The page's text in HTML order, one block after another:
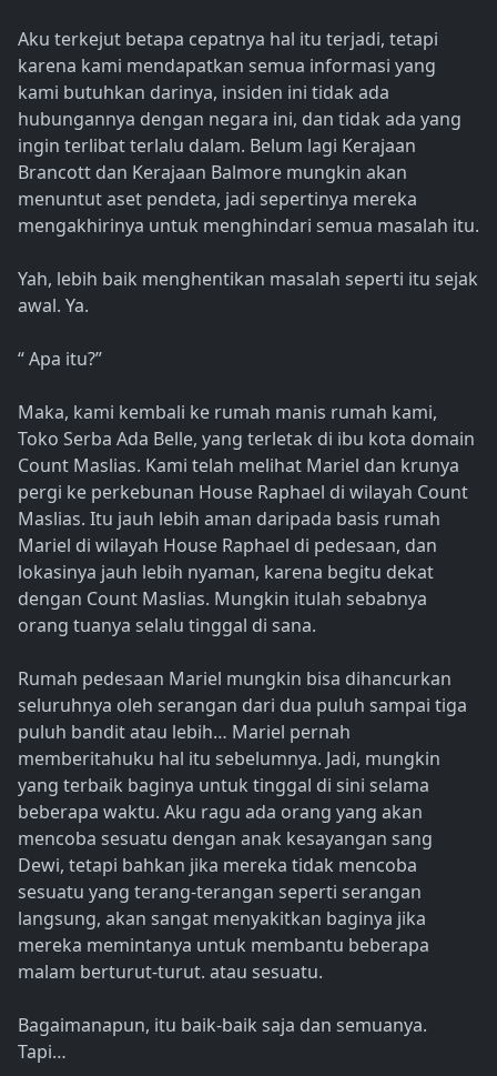
Aku terkejut betapa cepatnya hal itu terjadi, tetapi
karena kami mendapatkan semua informasi yang
kami butuhkan darinya, insiden ini tidak ada
hubungannya dengan negara ini, dan tidak ada yang
ingin terlibat terlalu dalam. Belum lagi Kerajaan
Brancott dan Kerajaan Balmore mungkin akan
menuntut aset pendeta, jadi sepertinya mereka
mengakhirinya untuk menghindari semua masalah itu.
Yah, lebih baik menghentikan masalah seperti itu sejak
awal. Ya.
“ Apa itu?”
Maka, kami kembali ke rumah manis rumah kami,
Toko Serba Ada Belle, yang terletak di ibu kota domain
Count Maslias. Kami telah melihat Mariel dan krunya
pergi ke perkebunan House Raphael di wilayah Count
Maslias. Itu jauh lebih aman daripada basis rumah
Mariel di wilayah House Raphael di pedesaan, dan
lokasinya jauh lebih nyaman, karena begitu dekat
dengan Count Maslias. Mungkin itulah sebabnya
orang tuanya selalu tinggal di sana.
Rumah pedesaan Mariel mungkin bisa dihancurkan
seluruhnya oleh serangan dari dua puluh sampai tiga
puluh bandit atau lebih… Mariel pernah
memberitahuku hal itu sebelumnya. Jadi, mungkin
yang terbaik baginya untuk tinggal di sini selama
beberapa waktu. Aku ragu ada orang yang akan
mencoba sesuatu dengan anak kesayangan sang
Dewi, tetapi bahkan jika mereka tidak mencoba
sesuatu yang terang-terangan seperti serangan
langsung, akan sangat menyakitkan baginya jika
mereka memintanya untuk membantu beberapa
malam berturut-turut. atau sesuatu.
Bagaimanapun, itu baik-baik saja dan semuanya.
Tapi…